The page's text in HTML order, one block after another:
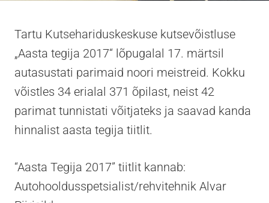
Tartu Kutsehariduskeskuse kutsevõistluse
„Aasta tegija 2017“ lõpugalal 17. märtsil
autasustati parimaid noori meistreid. Kokku
võistles 34 erialal 371 õpilast, neist 42
parimat tunnistati võitjateks ja saavad kanda
hinnalist aasta tegija tiitlit.
“Aasta Tegija 2017” tiitlit kannab:
Autohooldusspetsialist/rehvitehnik Alvar